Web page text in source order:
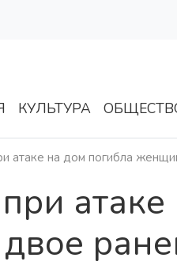
КУЛЬТУРА
атаке на дом погибла